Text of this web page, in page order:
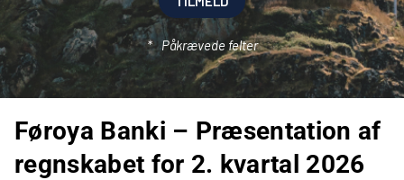
Føroya Banki – Præsentation af
regnskabet for 2. kvartal 2026